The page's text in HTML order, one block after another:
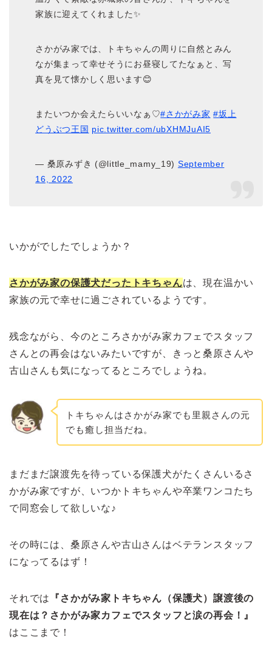
家族に迎えてくれました✨
さかがみ家では、トキちゃんの周りに自然とみん
なが集まって幸せそうにお昼寝してたなぁと、写
真を見て懐かしく思います😊
またいつか会えたらいいなぁ♡#さかがみ家 #坂上
どうぶつ王国 pic.twitter.com/ubXHMJuAI5
— 桑原みずき (@little_mamy_19) September
16, 2022
いかがでしたでしょうか？
さかがみ家の保護犬だったトキちゃんは、現在温かい
家族の元で幸せに過ごされているようです。
残念ながら、今のところさかがみ家カフェでスタッフ
さんとの再会はないみたいですが、きっと桑原さんや
古山さんも気になってるところでしょうね。
トキちゃんはさかがみ家でも里親さんの元
でも癒し担当だね。
まだまだ譲渡先を待っている保護犬がたくさんいるさ
かがみ家ですが、いつかトキちゃんや卒業ワンコたち
で同窓会して欲しいな♪
その時には、桑原さんや古山さんはベテランスタッフ
になってるはず！
それでは
『さかがみ家トキちゃん（保護犬）譲渡後の
現在は？さかがみ家カフェでスタッフと涙の再会！』
はここまで！